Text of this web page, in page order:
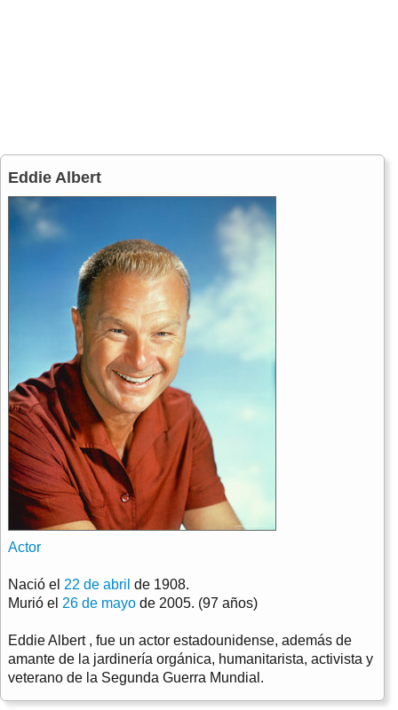
Eddie Albert
Actor
Nació el 22 de abril de 1908.
Murió el 26 de mayo de 2005. (97 años)
Eddie Albert , fue un actor estadounidense, además de
amante de la jardinería orgánica, humanitarista, activista y
veterano de la Segunda Guerra Mundial.